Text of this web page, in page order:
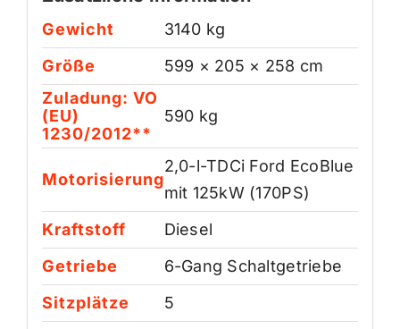
Gewicht
3140 kg
Größe
599 × 205 × 258 cm
Zuladung: VO
(EU)
1230/2012**
590 kg
Motorisierung
2,0-l-TDCi Ford EcoBlue
mit 125kW (170PS)
Kraftstoff
Diesel
Getriebe
6-Gang Schaltgetriebe
Sitzplätze
5